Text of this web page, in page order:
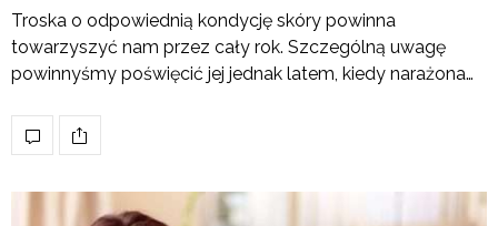
Troska o odpowiednią kondycję skóry powinna
towarzyszyć nam przez cały rok. Szczególną uwagę
powinnyśmy poświęcić jej jednak latem, kiedy narażona…